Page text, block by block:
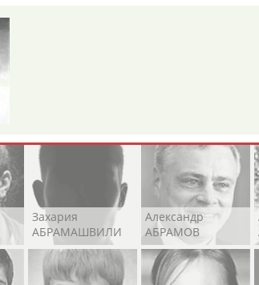
Захария
АБРАМАШВИЛИ
Александр
АБРАМОВ